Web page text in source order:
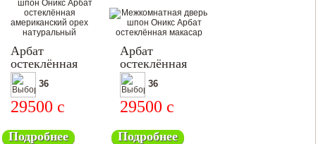
Арбат
остеклённая
36
29500 c
Подробнее
Арбат
остеклённая
36
29500 c
Подробнее